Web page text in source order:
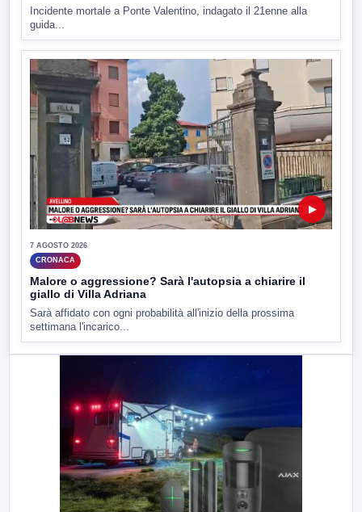
Incidente mortale a Ponte Valentino, indagato il 21enne alla
guida...
▶
7 AGOSTO 2026
CRONACA
Malore o aggressione? Sarà l'autopsia a chiarire il
giallo di Villa Adriana
Sarà affidato con ogni probabilità all'inizio della prossima
settimana l'incarico...